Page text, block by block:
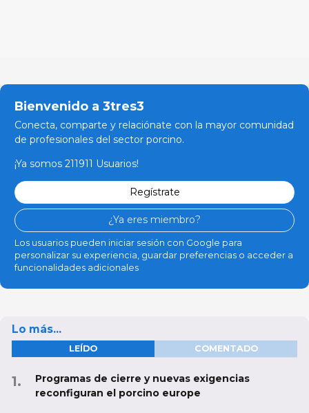
Bienvenido a 3tres3
Conecta, comparte y relaciónate con la mayor comunidad
de profesionales del sector porcino.
¡Ya somos 211911 Usuarios!
Regístrate
¿Ya eres miembro?
Los usuarios pueden iniciar sesión con Google para
personalizar su experiencia, guardar preferencias o acceder a
funcionalidades adicionales
Lo más...
LEÍDO COMENTADO
Programas de cierre y nuevas exigencias
reconfiguran el porcino europe